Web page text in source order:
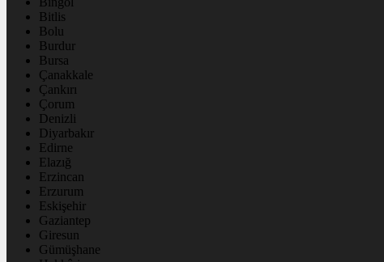
Bitlis
Bolu
Burdur
Bursa
Çanakkale
Çankırı
Çorum
Denizli
Diyarbakır
Edirne
Elazığ
Erzincan
Erzurum
Eskişehir
Gaziantep
Giresun
Gümüşhane